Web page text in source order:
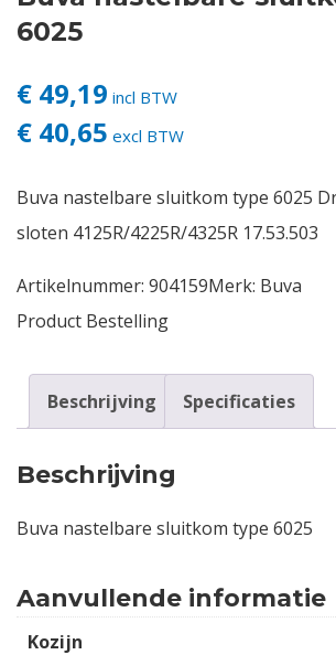
6025
€ 49,19 incl BTW
€ 40,65 excl BTW
Buva nastelbare sluitkom type 6025
sloten 4125R/4225R/4325R 17.53.503
Artikelnummer: 904159Merk: Buva
Product Bestelling
Beschrijving Specificaties
Beschrijving
Buva nastelbare sluitkom type 6025
Aanvullende informatie
Kozijn